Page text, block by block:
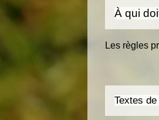
À qui
Les règles
Textes